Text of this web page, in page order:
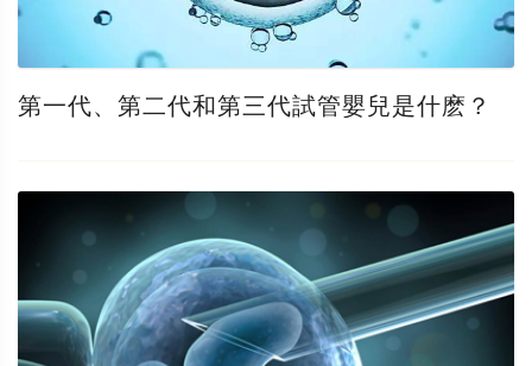
第一代、第二代和第三代試管嬰兒是什麽？